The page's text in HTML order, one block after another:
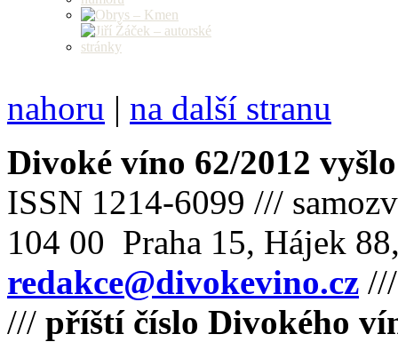
nahoru | na další stranu
Divoké víno 62/2012
ISSN 1214-6099 ///
104 00 Praha 15, Hájek
redakce@divokevino.cz
/// příští číslo Divokého